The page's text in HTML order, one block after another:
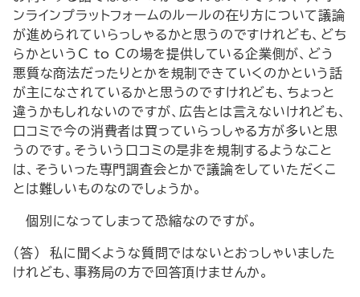
ンラインプラットフォームのルールの在り方について議論
が進められていらっしゃるかと思うのですけれども、どち
らかというC to Cの場を提供している企業側が、どう
悪質な商法だったりとかを規制できていくのかという話
が主になされているかと思うのですけれども、ちょっと
違うかもしれないのですが、広告とは言えないけれども、
口コミで今の消費者は買っていらっしゃる方が多いと思
うのです。そういう口コミの是非を規制するようなこと
は、そういった専門調査会とかで議論をしていただくこ
とは難しいものなのでしょうか。
個別になってしまって恐縮なのですが。
（答） 私に聞くような質問ではないとおっしゃいました
けれども、事務局の方で回答頂けませんか。